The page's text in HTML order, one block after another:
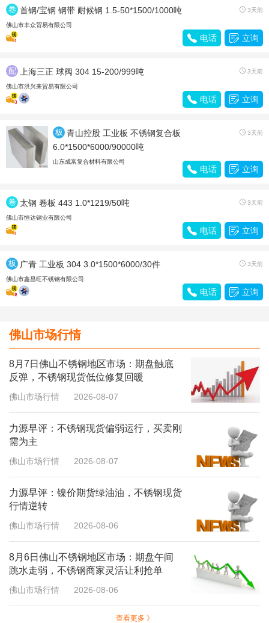
卷
带
首钢/宝钢 钢带 耐候钢 1.5-50*1500/1000吨  3天前
佛山市丰众贸易有限公司
 电话  立询
配
件
上海三正 球阀 304 15-200/999吨  3天前
佛山市洪兴来贸易有限公司
 电话  立询
板
材
青山控股 工业板 不锈钢复合板
6.0*1500*6000/90000吨
 3天前
山东成富复合材料有限公司
 电话  立询
卷
带
太钢 卷板 443 1.0*1219/50吨  3天前
佛山市恒达钢业有限公司
 电话  立询
板
材
广青 工业板 304 3.0*1500*6000/30件  3天前
佛山市鑫昌旺不锈钢有限公司
 电话  立询
佛山市场行情
8月7日佛山不锈钢地区市场：期盘触底
反弹，不锈钢现货低位修复回暖
佛山市场行情 2026-08-07
力源早评：不锈钢现货偏弱运行，买卖刚
需为主
佛山市场行情 2026-08-07
力源早评：镍价期货绿油油，不锈钢现货
行情逆转
佛山市场行情 2026-08-06
8月6日佛山不锈钢地区市场：期盘午间
跳水走弱，不锈钢商家灵活让利抢单
佛山市场行情 2026-08-06
查看更多 》